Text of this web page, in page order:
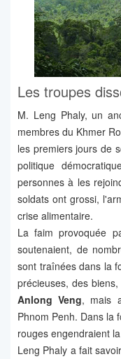
Les troupes
M. Leng Phaly, un
membres du Khmer
les premiers jours de
politique
personnes à les
soldats ont grossi,
crise alimentaire.
La faim provoquée
soutenaient, de
sont traînées dans la
précieuses, des
Anlong Veng, mais
Phnom Penh. Dans la
rouges engendraient
Leng Phaly a fait